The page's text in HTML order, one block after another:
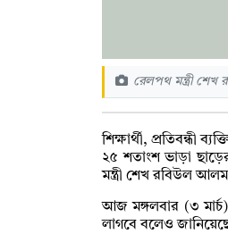
রেলপথ মন্ত্রী শেখ
শিক্ষার্থী, প্রতিবন্ধী
২৫ শতাংশ ভাড়া
মন্ত্রী শেখ রবিউল
আজ মঙ্গলবার (৩
লাগবে বলেও